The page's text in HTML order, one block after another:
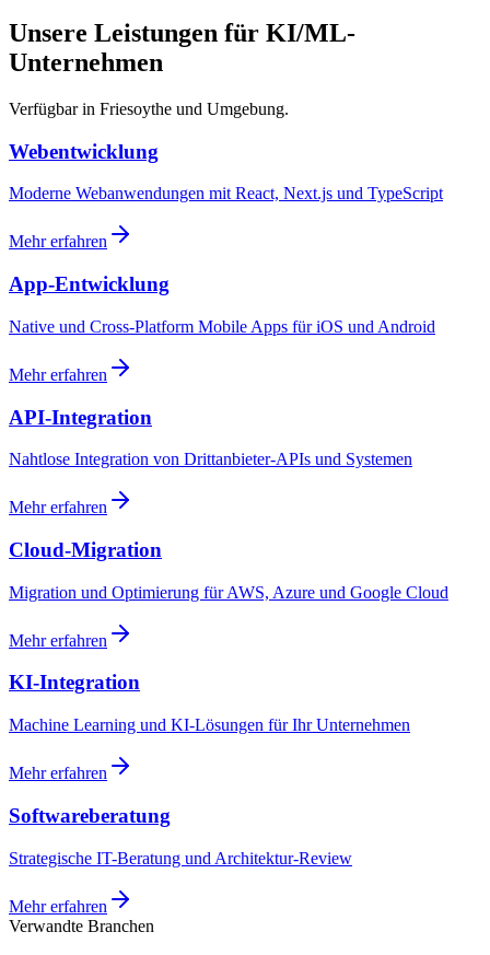
Unsere Leistungen für KI/ML-
Unternehmen
Verfügbar in Friesoythe und Umgebung.
Webentwicklung
Moderne Webanwendungen mit React, Next.js und TypeScript
Mehr erfahren
App-Entwicklung
Native und Cross-Platform Mobile Apps für iOS und Android
Mehr erfahren
API-Integration
Nahtlose Integration von Drittanbieter-APIs und Systemen
Mehr erfahren
Cloud-Migration
Migration und Optimierung für AWS, Azure und Google Cloud
Mehr erfahren
KI-Integration
Machine Learning und KI-Lösungen für Ihr Unternehmen
Mehr erfahren
Softwareberatung
Strategische IT-Beratung und Architektur-Review
Mehr erfahren
Verwandte Branchen